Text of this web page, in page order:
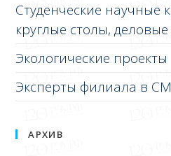
Студенческие научные
круглые столы,
Экологические проекты
Эксперты филиала в
АРХИВ